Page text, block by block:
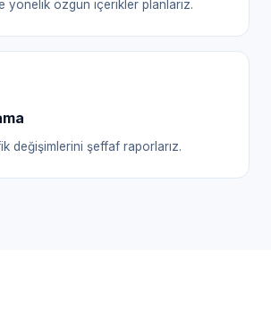
yönelik özgün içerikler planlarız.
değişimlerini şeffaf raporlarız.